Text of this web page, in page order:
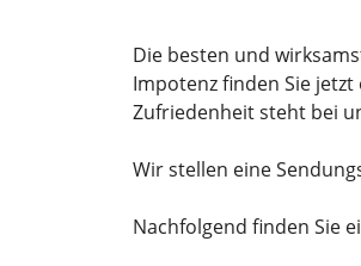
Die besten und
Impotenz finden Sie
Zufriedenheit steht bei
Wir stellen eine
Nachfolgend finden Sie